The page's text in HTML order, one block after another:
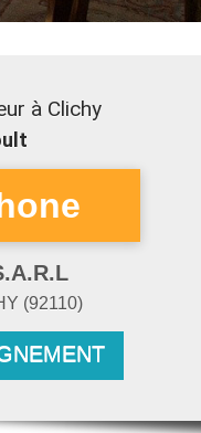
à Clichy
(92110)